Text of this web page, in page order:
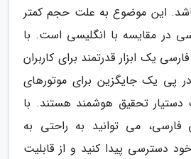
این موضوع به علت حجم کمتر
در مقایسه با انگلیسی است. با
یک ابزار قدرتمند برای کاربران
پی یک جایگزین برای موتورهای
تحقیق هوشمند هستند. با
فارسی، می توانید به راحتی به
دسترسی پیدا کنید و از قابلیت